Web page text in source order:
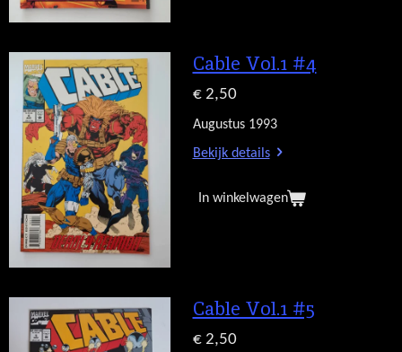
Cable Vol.1 #4
€ 2,50
Augustus 1993
Bekijk details
In winkelwagen
Cable Vol.1 #5
€ 2,50